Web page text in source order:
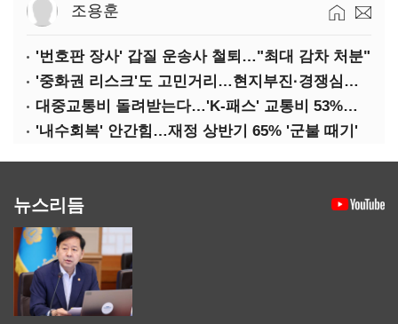
조용훈
'번호판 장사' 갑질 운송사 철퇴…"최대 감차 처분"
'중화권 리스크'도 고민거리…현지부진·경쟁심화·양안냉각
대중교통비 돌려받는다…'K-패스' 교통비 53%까지 환급
'내수회복' 안간힘…재정 상반기 65% '군불 때기'
뉴스리듬